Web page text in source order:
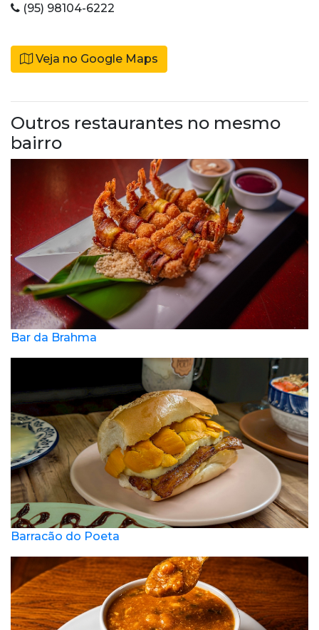
(95) 98104-6222
Veja no Google Maps
Outros restaurantes no mesmo
bairro
Bar da Brahma
Barracão do Poeta